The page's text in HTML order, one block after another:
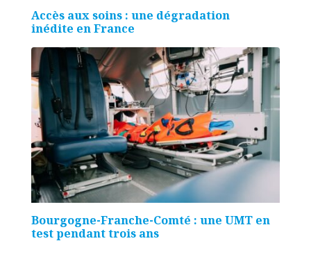
Accès aux soins : une dégradation
inédite en France
Bourgogne-Franche-Comté : une UMT en
test pendant trois ans